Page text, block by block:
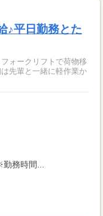
♪平日勤務とた
務時間...